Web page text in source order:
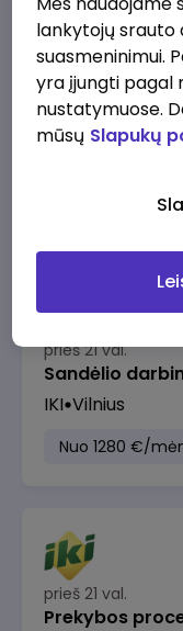
prieš 21 val.
Darbo
3000 - 3650
prieš 21 val.
Sandėlio
IKI Vilnius
Nuo 1280 €/
prieš 21 val.
Prekybos
lankytojų srauto
suasmeninimui.
yra įjungti pagal
nustatymuose.
mūsų Slapukų